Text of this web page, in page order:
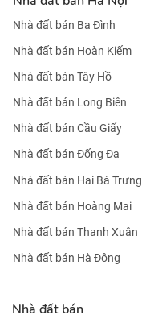
Nhà đất bán Ba Đình
Nhà đất bán Hoàn Kiếm
Nhà đất bán Tây Hồ
Nhà đất bán Long Biên
Nhà đất bán Cầu Giấy
Nhà đất bán Đống Đa
Nhà đất bán Hai Bà Trưng
Nhà đất bán Hoàng Mai
Nhà đất bán Thanh Xuân
Nhà đất bán Hà Đông
Nhà đất bán